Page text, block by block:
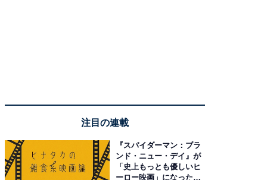
注目の連載
『スパイダーマン：ブラ
ンド・ニュー・デイ』が
「史上もっとも優しいヒ
ーロー映画」になった理